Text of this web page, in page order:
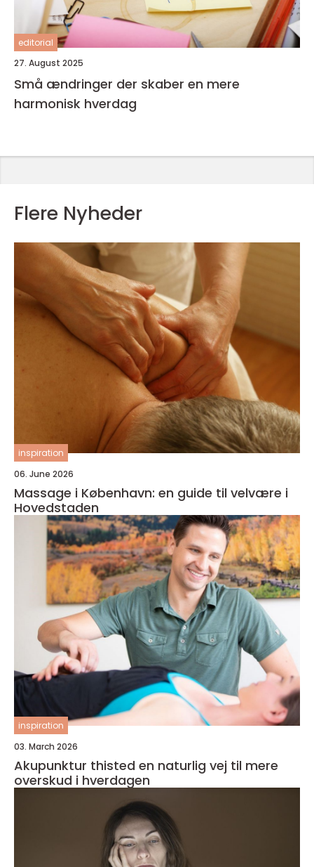
editorial
27. August 2025
Små ændringer der skaber en mere
harmonisk hverdag
Flere Nyheder
inspiration
06. June 2026
Massage i København: en guide til velvære i
Hovedstaden
inspiration
03. March 2026
Akupunktur thisted en naturlig vej til mere
overskud i hverdagen